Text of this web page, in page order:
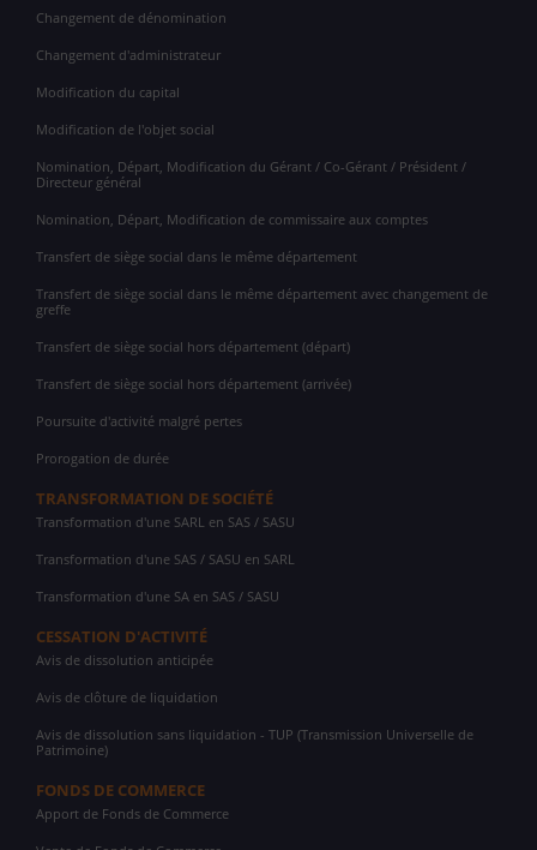
Changement de dénomination
Changement d'administrateur
Modification du capital
Modification de l'objet social
Nomination, Départ, Modification du Gérant / Co-Gérant / Président /
Directeur général
Nomination, Départ, Modification de commissaire aux comptes
Transfert de siège social dans le même département
Transfert de siège social dans le même département avec changement de
greffe
Transfert de siège social hors département (départ)
Transfert de siège social hors département (arrivée)
Poursuite d'activité malgré pertes
Prorogation de durée
TRANSFORMATION DE SOCIÉTÉ
Transformation d'une SARL en SAS / SASU
Transformation d'une SAS / SASU en SARL
Transformation d'une SA en SAS / SASU
CESSATION D'ACTIVITÉ
Avis de dissolution anticipée
Avis de clôture de liquidation
Avis de dissolution sans liquidation - TUP (Transmission Universelle de
Patrimoine)
FONDS DE COMMERCE
Apport de Fonds de Commerce